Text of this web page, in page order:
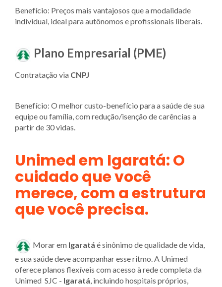
Benefício: Preços mais vantajosos que a modalidade
individual, ideal para autônomos e profissionais liberais.
Plano Empresarial (PME)
Contratação via CNPJ
Benefício: O melhor custo-benefício para a saúde de sua
equipe ou família, com redução/isenção de carências a
partir de 30 vidas.
Unimed em Igaratá: O
cuidado que você
merece, com a estrutura
que você precisa.
Morar em Igaratá é sinônimo de qualidade de vida,
e sua saúde deve acompanhar esse ritmo. A Unimed
oferece planos flexíveis com acesso à rede completa da
Unimed SJC - Igaratá, incluindo hospitais próprios,